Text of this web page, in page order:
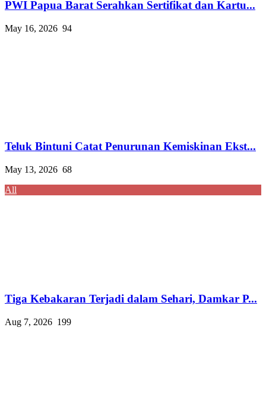
PWI Papua Barat Serahkan Sertifikat dan Kartu...
May 16, 2026 94
Teluk Bintuni Catat Penurunan Kemiskinan Ekst...
May 13, 2026 68
All
Tiga Kebakaran Terjadi dalam Sehari, Damkar P...
Aug 7, 2026 199